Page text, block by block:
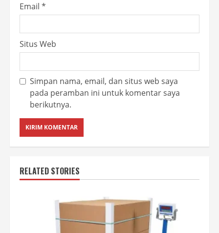
Email *
Situs Web
Simpan nama, email, dan situs web saya
pada peramban ini untuk komentar saya
berikutnya.
RELATED STORIES